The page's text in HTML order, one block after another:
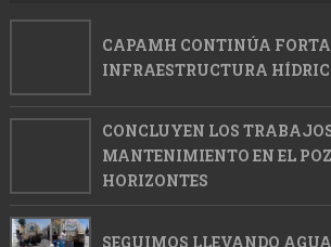
CAPAMH CONTINÚA
INFRAESTRUCTURA
CONCLUYEN LOS
MANTENIMIENTO EN EL
HORIZONTES
SEGUIMOS LLEVANDO